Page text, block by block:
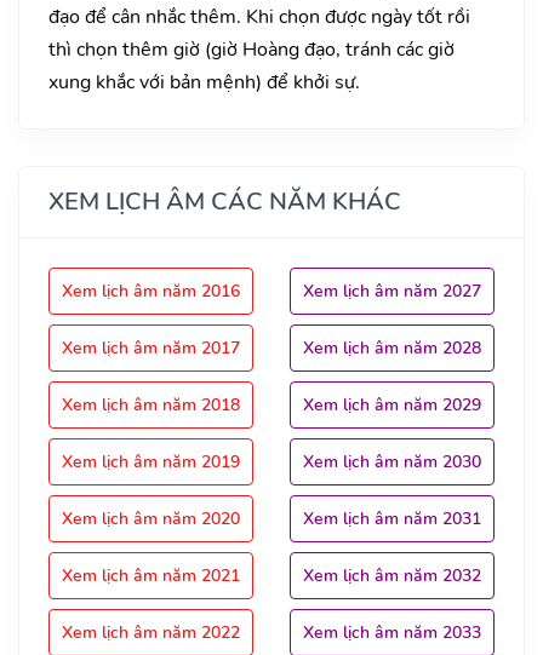
đạo để cân nhắc thêm. Khi chọn được ngày tốt rồi
thì chọn thêm giờ (giờ Hoàng đạo, tránh các giờ
xung khắc với bản mệnh) để khởi sự.
XEM LỊCH ÂM CÁC NĂM KHÁC
Xem lịch âm năm 2016
Xem lịch âm năm 2017
Xem lịch âm năm 2018
Xem lịch âm năm 2019
Xem lịch âm năm 2020
Xem lịch âm năm 2021
Xem lịch âm năm 2022
Xem lịch âm năm 2027
Xem lịch âm năm 2028
Xem lịch âm năm 2029
Xem lịch âm năm 2030
Xem lịch âm năm 2031
Xem lịch âm năm 2032
Xem lịch âm năm 2033